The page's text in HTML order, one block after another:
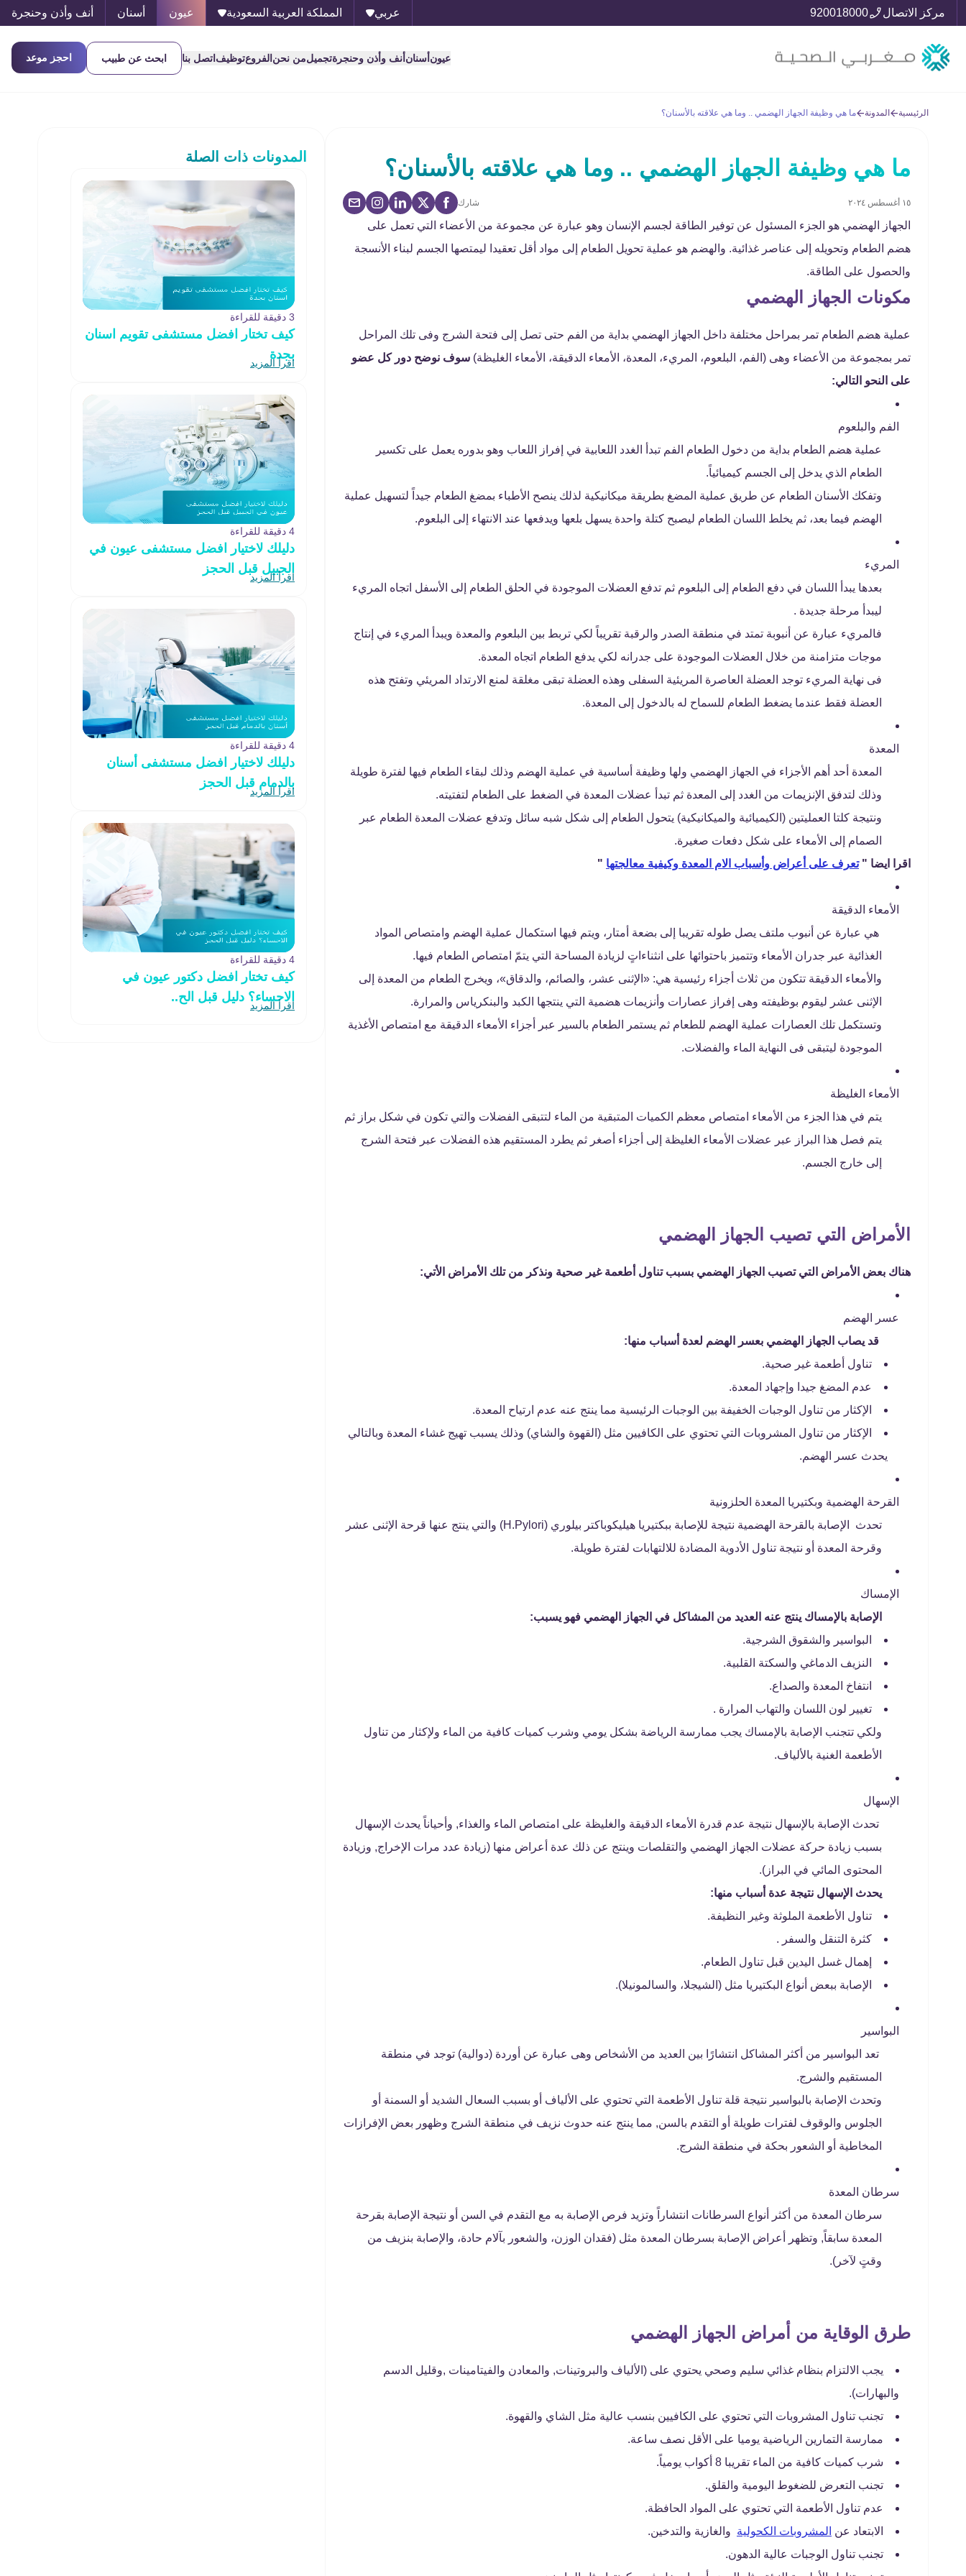
مركز الاتصال 920018000 عربي المملكة العربية السعودية عيون أسنان أنف وأذن وحنجرة
عيون أسنان أنف وأذن وحنجرةتجميلمن نحن الفروعتوظيف اتصل بنا ابحث عن طبيب احجز موعد
الرئيسية المدونة ما هي وظيفة الجهاز الهضمي .. وما هي علاقته بالأسنان؟
ما هي وظيفة الجهاز الهضمي .. وما هي علاقته بالأسنان؟
١٥ أغسطس ٢٠٢٤ شارك
الجهاز الهضمي هو الجزء المسئول عن توفير الطاقة لجسم الإنسان وهو عبارة عن مجموعة من الأعضاء التي تعمل على
هضم الطعام وتحويله إلى عناصر غذائية. والهضم هو عملية تحويل الطعام إلى مواد أقل تعقيدا ليمتصها الجسم لبناء الأنسجة
والحصول على الطاقة.
مكونات الجهاز الهضمي
عملية هضم الطعام تمر بمراحل مختلفة داخل الجهاز الهضمي بداية من الفم حتى تصل إلى فتحة الشرج وفى تلك المراحل
تمر بمجموعة من الأعضاء وهى (الفم، البلعوم، المريء، المعدة، الأمعاء الدقيقة، الأمعاء الغليظة) سوف نوضح دور كل عضو
على النحو التالي:
الفم والبلعوم
عملية هضم الطعام بداية من دخول الطعام الفم تبدأ الغدد اللعابية في إفراز اللعاب وهو بدوره يعمل على تكسير
الطعام الذي يدخل إلى الجسم كيميائياً.
وتفكك الأسنان الطعام عن طريق عملية المضغ بطريقة ميكانيكية لذلك ينصح الأطباء بمضغ الطعام جيداً لتسهيل عملية
الهضم فيما بعد، ثم يخلط اللسان الطعام ليصبح كتلة واحدة يسهل بلعها ويدفعها عند الانتهاء إلى البلعوم.
المريء
بعدها يبدأ اللسان في دفع الطعام إلى البلعوم ثم تدفع العضلات الموجودة في الحلق الطعام إلى الأسفل اتجاه المريء
ليبدأ مرحلة جديدة .
فالمريء عبارة عن أنبوبة تمتد في منطقة الصدر والرقبة تقريباً لكي تربط بين البلعوم والمعدة ويبدأ المريء في إنتاج
موجات متزامنة من خلال العضلات الموجودة على جدرانه لكي يدفع الطعام اتجاه المعدة.
فى نهاية المريء توجد العضلة العاصرة المريئية السفلى وهذه العضلة تبقى مغلقة لمنع الارتداد المريئي وتفتح هذه
العضلة فقط عندما يضغط الطعام للسماح له بالدخول إلى المعدة.
المعدة
المعدة أحد أهم الأجزاء في الجهاز الهضمي ولها وظيفة أساسية في عملية الهضم وذلك لبقاء الطعام فيها لفترة طويلة
وذلك لتدفق الإنزيمات من الغدد إلى المعدة ثم تبدأ عضلات المعدة في الضغط على الطعام لتفتيته.
ونتيجة كلتا العمليتين (الكيميائية والميكانيكية) يتحول الطعام إلى شكل شبه سائل وتدفع عضلات المعدة الطعام عبر
الصمام إلى الأمعاء على شكل دفعات صغيرة.
اقرا ايضا "تعرف على أعراض وأسباب الام المعدة وكيفية معالجتها "
الأمعاء الدقيقة
هي عبارة عن أنبوب ملتف يصل طوله تقريبا إلى بضعة أمتار، ويتم فيها استكمال عملية الهضم وامتصاص المواد
الغذائية عبر جدران الأمعاء وتتميز باحتوائها على انثناءاتٍ لزيادة المساحة التي يتمّ امتصاص الطعام فيها.
والأمعاء الدقيقة تتكون من ثلاث أجزاء رئيسية هي: «الإثنى عشر، والصائم، والدقاق»، ويخرج الطعام من المعدة إلى
الإثنى عشر ليقوم بوظيفته وهى إفراز عصارات وأنزيمات هضمية التي ينتجها الكبد والبنكرياس والمرارة.
وتستكمل تلك العصارات عملية الهضم للطعام ثم يستمر الطعام بالسير عبر أجزاء الأمعاء الدقيقة مع امتصاص الأغذية
الموجودة ليتبقى فى النهاية الماء والفضلات.
الأمعاء الغليظة
يتم في هذا الجزء من الأمعاء امتصاص معظم الكميات المتبقية من الماء لتتبقى الفضلات والتي تكون في شكل براز ثم
يتم فصل هذا البراز عبر عضلات الأمعاء الغليظة إلى أجزاء أصغر ثم يطرد المستقيم هذه الفضلات عبر فتحة الشرج
إلى خارج الجسم.
الأمراض التي تصيب الجهاز الهضمي
هناك بعض الأمراض التي تصيب الجهاز الهضمي بسبب تناول أطعمة غير صحية ونذكر من تلك الأمراض الأتي:
عسر الهضم
قد يصاب الجهاز الهضمي بعسر الهضم لعدة أسباب منها:
تناول أطعمة غير صحية.
عدم المضغ جيدا وإجهاد المعدة.
الإكثار من تناول الوجبات الخفيفة بين الوجبات الرئيسية مما ينتج عنه عدم ارتياح المعدة.
الإكثار من تناول المشروبات التي تحتوي على الكافيين مثل (القهوة والشاي) وذلك يسبب تهيج غشاء المعدة وبالتالي
يحدث عسر الهضم.
القرحة الهضمية وبكتيريا المعدة الحلزونية
تحدث الإصابة بالقرحة الهضمية نتيجة للإصابة ببكتيريا هيليكوباكتر بيلوري (H.Pylori) والتي ينتج عنها قرحة الإثنى عشر
وقرحة المعدة أو نتيجة تناول الأدوية المضادة للالتهابات لفترة طويلة.
الإمساك
الإصابة بالإمساك ينتج عنه العديد من المشاكل في الجهاز الهضمي فهو يسبب:
البواسير والشقوق الشرجية.
النزيف الدماغي والسكتة القلبية.
انتفاخ المعدة والصداع.
تغيير لون اللسان والتهاب المرارة .
ولكي تتجنب الإصابة بالإمساك يجب ممارسة الرياضة بشكل يومي وشرب كميات كافية من الماء ولإكثار من تناول
الأطعمة الغنية بالألياف.
الإسهال
تحدث الإصابة بالإسهال نتيجة عدم قدرة الأمعاء الدقيقة والغليظة على امتصاص الماء والغذاء, وأحياناً يحدث الإسهال
بسبب زيادة حركة عضلات الجهاز الهضمي والتقلصات وينتج عن ذلك عدة أعراض منها (زيادة عدد مرات الإخراج, وزيادة
المحتوى المائي في البراز).
يحدث الإسهال نتيجة عدة أسباب منها:
تناول الأطعمة الملوثة وغير النظيفة.
كثرة التنقل والسفر .
إهمال غسل اليدين قبل تناول الطعام.
الإصابة ببعض أنواع البكتيريا مثل (الشيجلا، والسالمونيلا).
البواسير
تعد البواسير من أكثر المشاكل انتشارًا بين العديد من الأشخاص وهى عبارة عن أوردة (دوالية) توجد في منطقة
المستقيم والشرج.
وتحدث الإصابة بالبواسير نتيجة قلة تناول الأطعمة التي تحتوي على الألياف أو بسبب السعال الشديد أو السمنة أو
الجلوس والوقوف لفترات طويلة أو التقدم بالسن, مما ينتج عنه حدوث نزيف في منطقة الشرج وظهور بعض الإفرازات
المخاطية أو الشعور بحكة في منطقة الشرج.
سرطان المعدة
سرطان المعدة من أكثر أنواع السرطانات انتشاراً وتزيد فرص الإصابة به مع التقدم في السن أو نتيجة الإصابة بقرحة
المعدة سابقاً, وتظهر أعراض الإصابة بسرطان المعدة مثل (فقدان الوزن، والشعور بآلام حادة، والإصابة بنزيف من
وقتٍ لآخر).
طرق الوقاية من أمراض الجهاز الهضمي
يجب الالتزام بنظام غذائي سليم وصحي يحتوي على (الألياف والبروتينات, والمعادن والفيتامينات ,وقليل الدسم
والبهارات).
تجنب تناول المشروبات التي تحتوي على الكافيين بنسب عالية مثل الشاي والقهوة.
ممارسة التمارين الرياضية يوميا على الأقل نصف ساعة.
شرب كميات كافية من الماء تقريبا 8 أكواب يومياً.
تجنب التعرض للضغوط اليومية والقلق.
عدم تناول الأطعمة التي تحتوي على المواد الحافظة.
الابتعاد عن المشروبات الكحولية والغازية والتدخين.
تجنب تناول الوجبات عالية الدهون.
المدونات ذات الصلة
3 دقيقة للقراءة
كيف تختار افضل مستشفى تقويم اسنان
بجدة
اقرأ المزيد
4 دقيقة للقراءة
دليلك لاختيار افضل مستشفى عيون في
الجبيل قبل الحجز
اقرأ المزيد
4 دقيقة للقراءة
دليلك لاختيار افضل مستشفى أسنان
بالدمام قبل الحجز
اقرأ المزيد
4 دقيقة للقراءة
كيف تختار افضل دكتور عيون في
الاحساء؟ دليل قبل الح..
اقرأ المزيد